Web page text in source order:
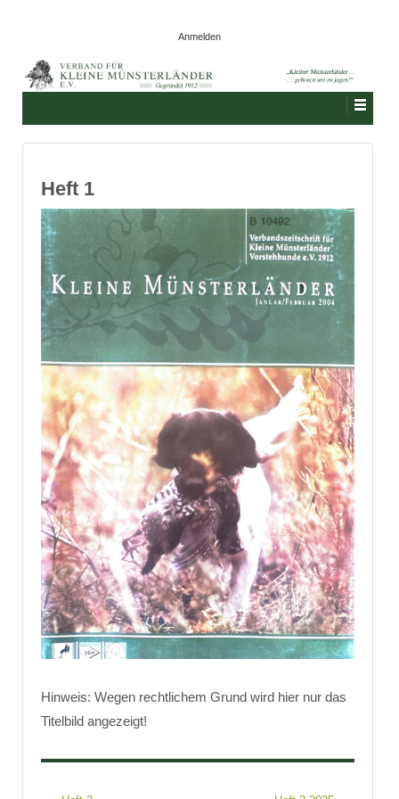
Anmelden
Heft 1
Hinweis: Wegen rechtlichem Grund wird hier nur das
Titelbild angezeigt!